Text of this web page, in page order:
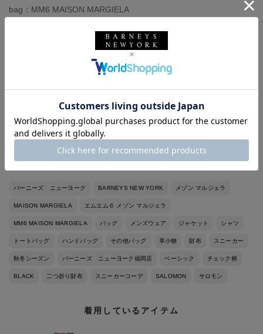
bag：MM6 MAISON MARGIELA
◼︎身長173cm、体重66kg
◼︎ドレスシャツサイズ38
◼︎イタリアサイズ44-46（モデルにより）
◼︎革靴サイズ40,7-7H（モデルにより）
◼︎スニーカーサイズUS9,27cm（大きめに履きます）
バーニーズ ニューヨーク BARNEYS NEW YORK メゾン マルジェラ
MAISON MARGIELA エムエム６ メゾン マルジェラ
MM6 MAISON MARGIELA バッグ メンズウェア ジャケット シャツ
トートバッグ ハンドバッグ その他バッグ 革小物 財布 スニーカー
秋冬シーズン バーニーズ ニューヨーク福岡店 ベーシック チェック柄
BLACK 二つ折り財布 スニーカーコーデ SALOMON サロモン
着用しているアイテム